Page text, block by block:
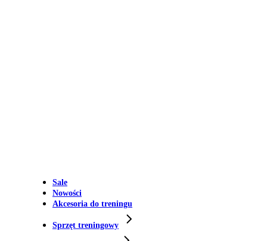
Sale
Nowości
Akcesoria do treningu
Sprzęt treningowy